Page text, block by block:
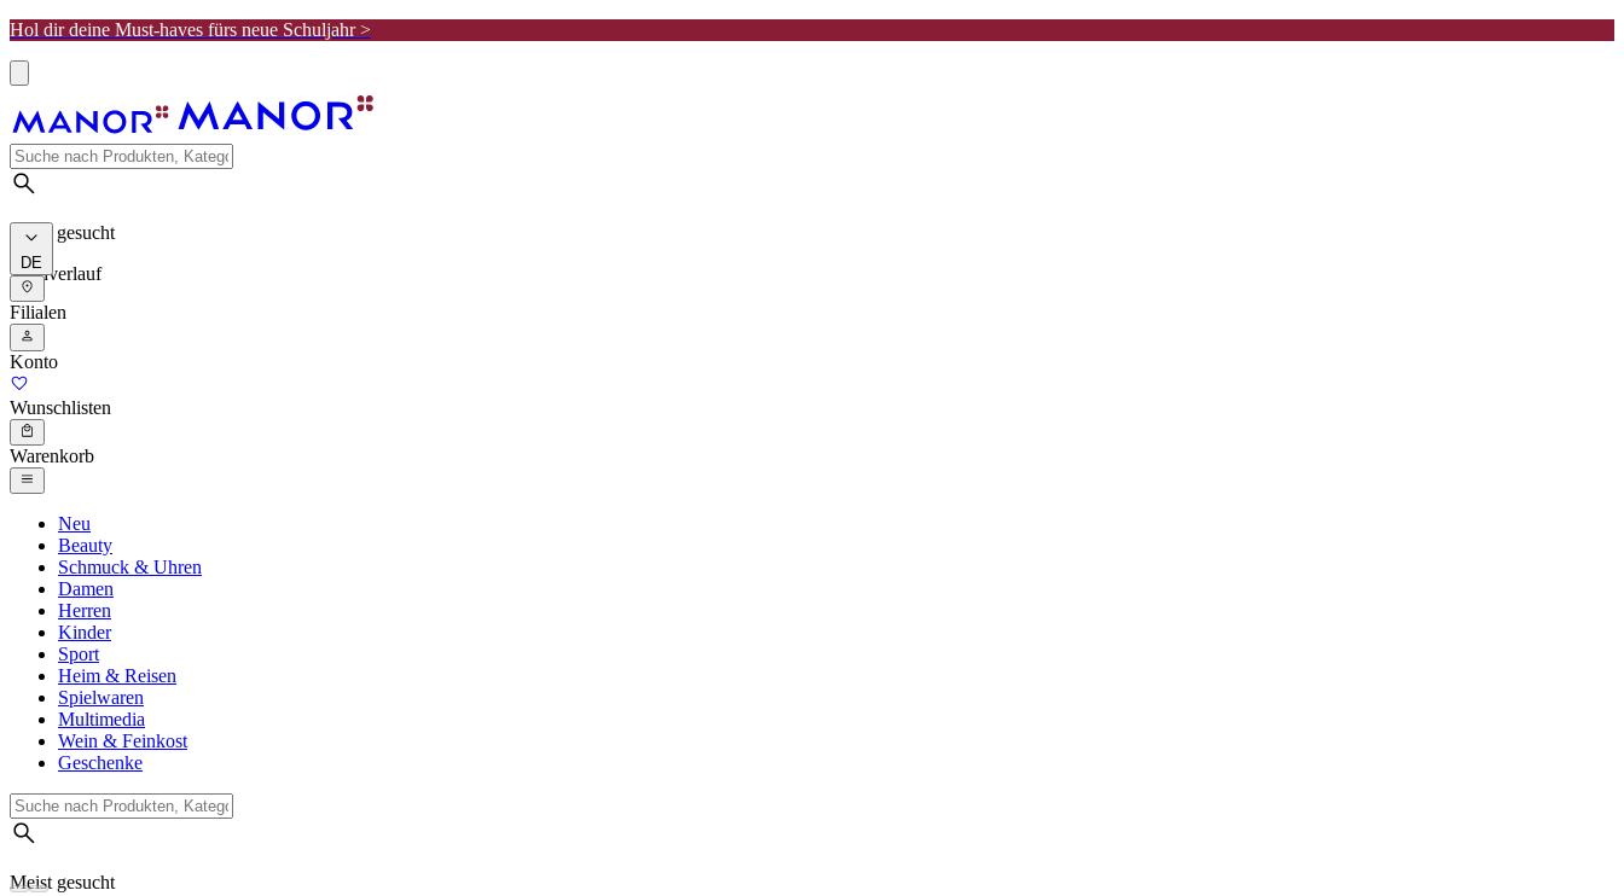
Hol dir deine Must-haves fürs neue Schuljahr >
Meist gesucht
Suchverlauf
DE
Filialen
Konto
Wunschlisten
Warenkorb
Neu
Beauty
Schmuck & Uhren
Damen
Herren
Kinder
Sport
Heim & Reisen
Spielwaren
Multimedia
Wein & Feinkost
Geschenke
Meist gesucht